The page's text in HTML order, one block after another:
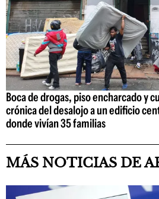
Boca de drogas, piso encharcado y
crónica del desalojo a un edificio
donde vivían 35 familias
MÁS NOTICIAS DE